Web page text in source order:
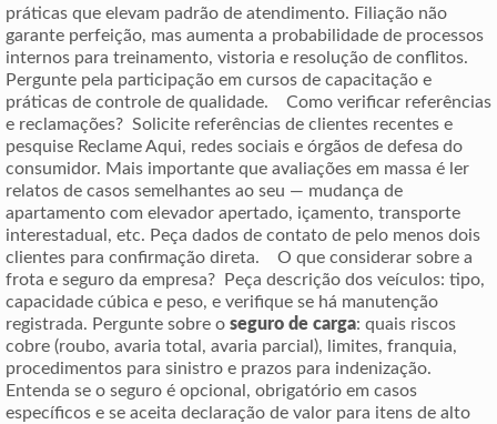
práticas que elevam padrão de atendimento. Filiação não
garante perfeição, mas aumenta a probabilidade de processos
internos para treinamento, vistoria e resolução de conflitos.
Pergunte pela participação em cursos de capacitação e
práticas de controle de qualidade. Como verificar referências
e reclamações? Solicite referências de clientes recentes e
pesquise Reclame Aqui, redes sociais e órgãos de defesa do
consumidor. Mais importante que avaliações em massa é ler
relatos de casos semelhantes ao seu — mudança de
apartamento com elevador apertado, içamento, transporte
interestadual, etc. Peça dados de contato de pelo menos dois
clientes para confirmação direta. O que considerar sobre a
frota e seguro da empresa? Peça descrição dos veículos: tipo,
capacidade cúbica e peso, e verifique se há manutenção
registrada. Pergunte sobre o seguro de carga: quais riscos
cobre (roubo, avaria total, avaria parcial), limites, franquia,
procedimentos para sinistro e prazos para indenização.
Entenda se o seguro é opcional, obrigatório em casos
específicos e se aceita declaração de valor para itens de alto